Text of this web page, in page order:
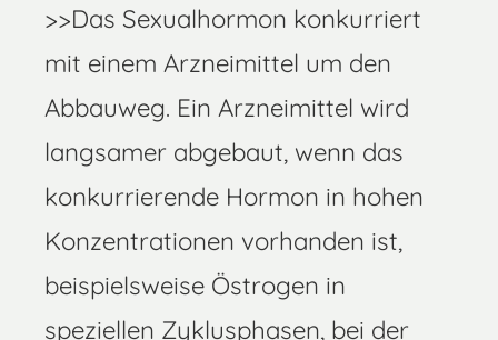
>>Das Sexualhormon konkurriert
mit einem Arzneimittel um den
Abbauweg. Ein Arzneimittel wird
langsamer abgebaut, wenn das
konkurrierende Hormon in hohen
Konzentrationen vorhanden ist,
beispielsweise Östrogen in
speziellen Zyklusphasen, bei der